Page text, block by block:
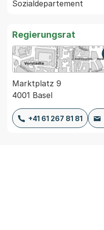
Regierungsrat
Marktplatz 9
4001 Basel
+41 61 267 81 81